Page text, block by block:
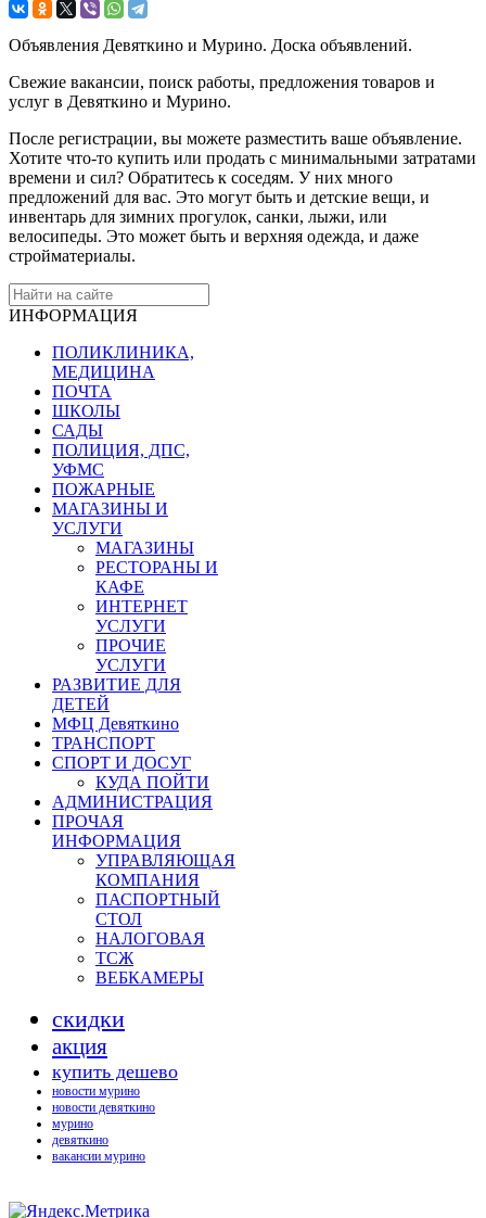
Объявления Девяткино и Мурино. Доска объявлений.
Свежие вакансии, поиск работы, предложения товаров и
услуг в Девяткино и Мурино.
После регистрации, вы можете разместить ваше объявление.
Хотите что-то купить или продать с минимальными затратами
времени и сил? Обратитесь к соседям. У них много
предложений для вас. Это могут быть и детские вещи, и
инвентарь для зимних прогулок, санки, лыжи, или
велосипеды. Это может быть и верхняя одежда, и даже
стройматериалы.
ИНФОРМАЦИЯ
ПОЛИКЛИНИКА,
МЕДИЦИНА
ПОЧТА
ШКОЛЫ
САДЫ
ПОЛИЦИЯ, ДПС,
УФМС
ПОЖАРНЫЕ
МАГАЗИНЫ И
УСЛУГИ
МАГАЗИНЫ
РЕСТОРАНЫ И
КАФЕ
ИНТЕРНЕТ
УСЛУГИ
ПРОЧИЕ
УСЛУГИ
РАЗВИТИЕ ДЛЯ
ДЕТЕЙ
МФЦ Девяткино
ТРАНСПОРТ
СПОРТ И ДОСУГ
КУДА ПОЙТИ
АДМИНИСТРАЦИЯ
ПРОЧАЯ
ИНФОРМАЦИЯ
УПРАВЛЯЮЩАЯ
КОМПАНИЯ
ПАСПОРТНЫЙ
СТОЛ
НАЛОГОВАЯ
ТСЖ
ВЕБКАМЕРЫ
скидки
акция
купить дешево
новости мурино
новости девяткино
мурино
девяткино
вакансии мурино